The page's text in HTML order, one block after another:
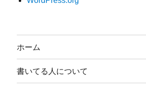
ホーム
書いてる人について